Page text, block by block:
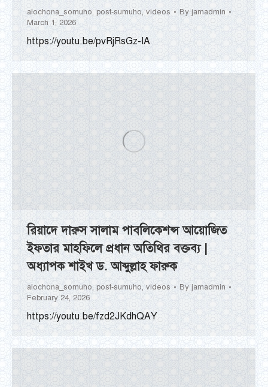
alochona_somuho, post-sumuho, videos By jamadmin
March 1, 2026
https://youtu.be/pvRjRsGz-IA
রিয়াদে দারুস সালাম পাবলিকেশন্স আয়োজিত
ইফতার মাহফিলে প্রধান অতিথির বক্তব্য |
অধ্যাপক শাইখ ড. আব্দুল্লাহ ফারুক
alochona_somuho, post-sumuho, videos By jamadmin
February 24, 2026
https://youtu.be/fzd2JKdhQAY